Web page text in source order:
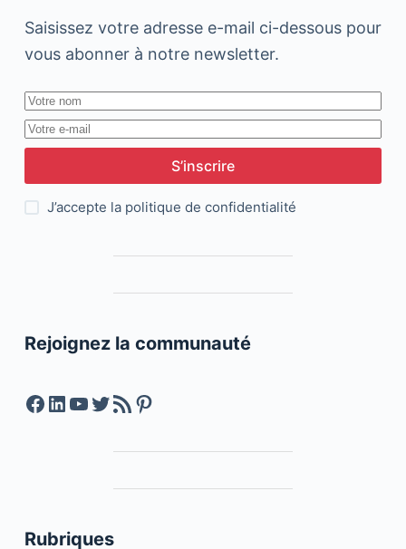
Saisissez votre adresse e-mail ci-dessous pour
vous abonner à notre newsletter.
S’inscrire
J’accepte la politique de confidentialité
Rejoignez la communauté
Facebook
LinkedIn
YouTube
Twitter
Feed RSSPinterest
Rubriques